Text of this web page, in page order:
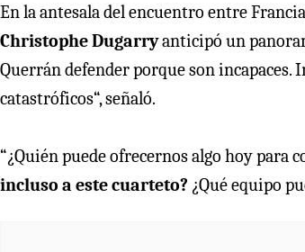
En la antesala del encuentro entre
Christophe Dugarryanticipó un
Querrán defender porque son incapaces.
catastróficos“, señaló.
“¿Quién puede ofrecernos algo hoy para
incluso a este cuarteto? ¿Qué equipo